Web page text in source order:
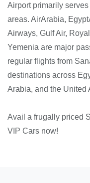
Airport primarily
areas. AirArabia,
Airways, Gulf Air,
Yemenia are major
regular flights from
destinations across
Arabia, and the United
Avail a frugally priced
VIP Cars now!